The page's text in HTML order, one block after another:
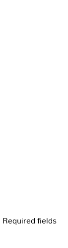
Required fields